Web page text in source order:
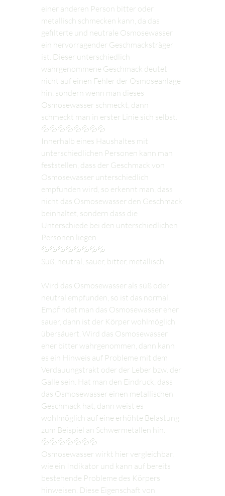
einer anderen Person bitter oder
metallisch schmecken kann, da das
gefilterte und neutrale Osmosewasser
ein hervorragender Geschmacksträger
ist. Dieser unterschiedlich
wahrgenommene Geschmack deutet
nicht auf einen Fehler der Osmoseanlage
hin, sondern wenn man dieses
Osmosewasser schmeckt, dann
schmeckt man in erster Linie sich selbst.
💦💦💦💦💦💦💦💦
Innerhalb eines Haushaltes mit
unterschiedlichen Personen kann man
feststellen, dass der Geschmack von
Osmosewasser unterschiedlich
empfunden wird, so erkennt man, dass
nicht das Osmosewasser den Geschmack
beinhaltet, sondern dass die
Unterschiede bei den unterschiedlichen
Personen liegen.
💦💦💦💦💦💦💦💦
Süß, neutral, sauer, bitter, metallisch
Wird das Osmosewasser als süß oder
neutral empfunden, so ist das normal.
Empfindet man das Osmosewasser eher
sauer, dann ist der Körper wohlmöglich
übersäuert. Wird das Osmosewasser
eher bitter wahrgenommen, dann kann
es ein Hinweis auf Probleme mit dem
Verdauungstrakt oder der Leber bzw. der
Galle sein. Hat man den Eindruck, dass
das Osmosewasser einen metallischen
Geschmack hat, dann weist es
wohlmöglich auf eine erhöhte Belastung
zum Beispiel an Schwermetallen hin.
💦💦💦💦💦💦💦
Osmosewasser wirkt hier vergleichbar,
wie ein Indikator und kann auf bereits
bestehende Probleme des Körpers
hinweisen. Diese Eigenschaft von